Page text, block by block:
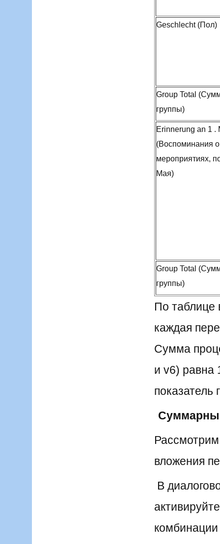
Geschlecht (Пол)
Group Total
группы)
Erinnerung an 1 .
(Воспоминания
мероприятиях,
Мая)
Group Total
группы)
По таблице
каждая
Сумма
и v6) равна
показатель
вложения
В